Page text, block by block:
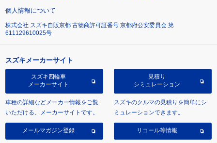
個人情報について
株式会社 スズキ自販京都 古物商許可証番号 京都府公安委員会 第
611129610025号
スズキメーカーサイト
スズキ四輪車
メーカーサイト
車種の詳細などメーカー情報をご覧
いただける、メーカーサイトです。
見積り
シミュレーション
スズキのクルマの見積りを簡単にシ
ミュレーションできます。
メールマガジン登録 リコール等情報